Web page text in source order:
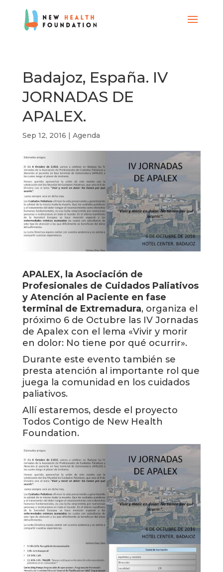
Badajoz, España. IV
JORNADAS DE
APALEX.
Sep 12, 2016 | Agenda
APALEX, la Asociación de
Profesionales de Cuidados Paliativos
y Atención al Paciente en fase
terminal de Extremadura, organiza el
próximo 6 de Octubre las IV Jornadas
de Apalex con el lema «Vivir y morir
en dolor: No tiene por qué ocurrir».
Durante este evento también se
presta atención al importante rol que
juega la comunidad en los cuidados
paliativos.
Allí estaremos, desde el proyecto
Todos Contigo de New Health
Foundation.